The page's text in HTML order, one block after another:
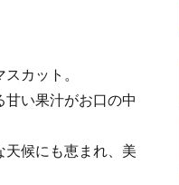
カット。
甘い果汁がお口の中
天候にも恵まれ、美